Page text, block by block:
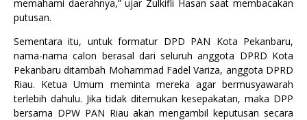
memahami daerahnya,” ujar Zulkifli Hasan saat membacakan
putusan.
Sementara itu, untuk formatur DPD PAN Kota Pekanbaru,
nama-nama calon berasal dari seluruh anggota DPRD Kota
Pekanbaru ditambah Mohammad Fadel Variza, anggota DPRD
Riau. Ketua Umum meminta mereka agar bermusyawarah
terlebih dahulu. Jika tidak ditemukan kesepakatan, maka DPP
bersama DPW PAN Riau akan mengambil keputusan secara